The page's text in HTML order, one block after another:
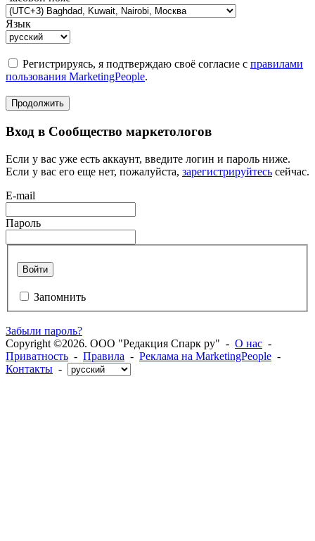
Язык
Регистрируясь, я подтверждаю своё согласие с правилами
пользования MarketingPeople.
Продолжить
Вход в Сообщество маркетологов
Если у вас уже есть аккаунт, введите логин и пароль ниже.
Если у вас его еще нет, пожалуйста, зарегистрируйтесь сейчас.
E-mail
Пароль
Войти
Запомнить
Забыли пароль?
Copyright ©2026. ООО "Редакция Спарк ру" - О нас -
Приватность - Правила - Реклама на MarketingPeople -
Контакты -